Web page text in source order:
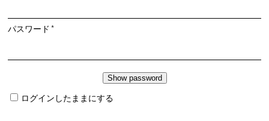
パスワード*必
ログインしたままにする